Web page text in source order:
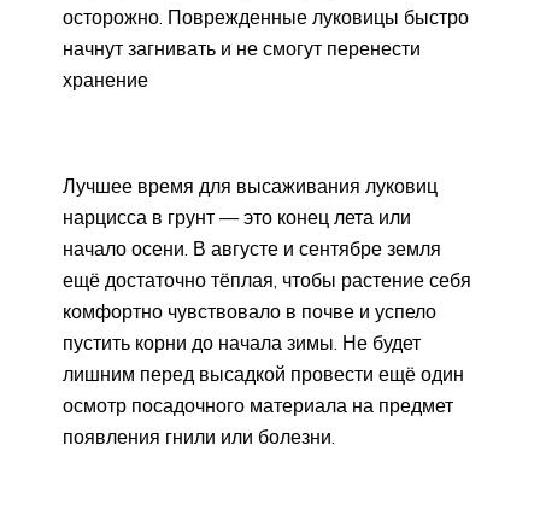
осторожно. Поврежденные луковицы быстро
начнут загнивать и не смогут перенести
хранение
Лучшее время для высаживания луковиц
нарцисса в грунт — это конец лета или
начало осени. В августе и сентябре земля
ещё достаточно тёплая, чтобы растение себя
комфортно чувствовало в почве и успело
пустить корни до начала зимы. Не будет
лишним перед высадкой провести ещё один
осмотр посадочного материала на предмет
появления гнили или болезни.